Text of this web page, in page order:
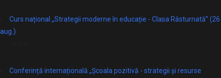
Curs național „Strategii moderne în educație - Clasa Răsturnată” (26
aug.)
Conferință internațională „Școala pozitivă - strategii și resurse